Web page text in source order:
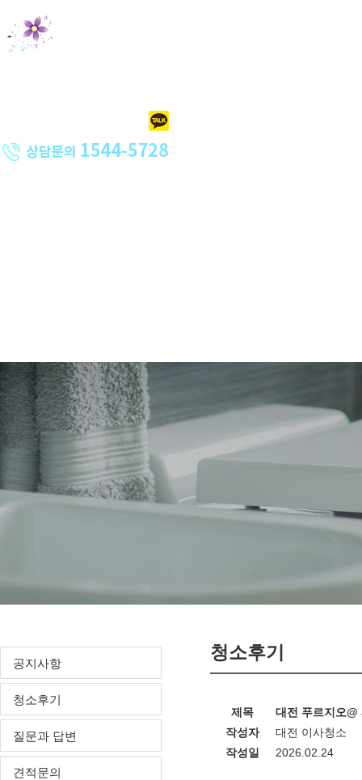
공지사항
청소후기
질문과 답변
견적문의
청소후기
제목
대전 푸르지오@
작성자
대전 이사청소
작성일
2026.02.24